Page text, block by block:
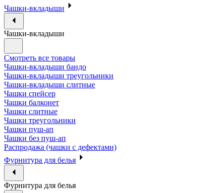
Чашки-вкладыши
Чашки-вкладыши
Смотреть все товары
Чашки-вкладыши бандо
Чашки-вкладыши треугольники
Чашки-вкладыши слитные
Чашки спейсер
Чашки балконет
Чашки слитные
Чашки треугольники
Чашки пуш-ап
Чашки без пуш-ап
Распродажа (чашки с дефектами)
Фурнитура для белья
Фурнитура для белья